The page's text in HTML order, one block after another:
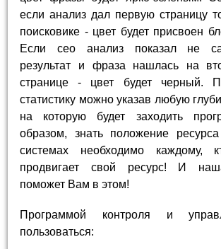
если анализ дал первую страницу
поисковике - цвет будет присвоен
Если сео анализ показал не
результат и фраза нашлась на
странице - цвет будет черный.
статистику можно указав любую
на которую будет заходить
образом, знать положение
системах необходимо каждому,
продвигает свой ресурс! И
поможет Вам в этом!
Программой контроля и
пользоваться: